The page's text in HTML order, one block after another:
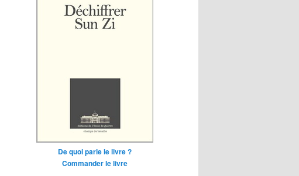
De quoi parle le livre ?
Commander le livre